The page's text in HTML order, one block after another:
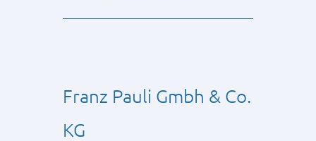
Franz Pauli Gmbh & Co.
KG